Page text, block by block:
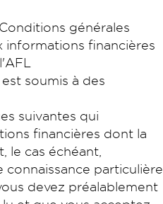
générales
informations financières
soumis à des
suivantes qui
financières dont la
le cas échéant,
particulière
devez préalablement